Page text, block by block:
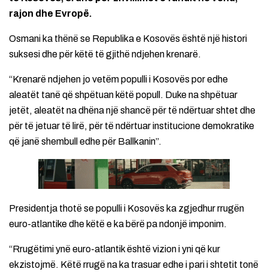
rajon dhe Evropë.
Osmani ka thënë se Republika e Kosovës është një histori
suksesi dhe për këtë të gjithë ndjehen krenarë.
“Krenarë ndjehen jo vetëm populli i Kosovës por edhe
aleatët tanë që shpëtuan këtë popull. Duke na shpëtuar
jetët, aleatët na dhëna një shancë për të ndërtuar shtet dhe
për të jetuar të lirë, për të ndërtuar institucione demokratike
që janë shembull edhe për Ballkanin”.
Presidentja thotë se populli i Kosovës ka zgjedhur rrugën
euro-atlantike dhe këtë e ka bërë pa ndonjë imponim.
“Rrugëtimi ynë euro-atlantik është vizion i yni që kur
ekzistojmë. Këtë rrugë na ka trasuar edhe i pari i shtetit tonë